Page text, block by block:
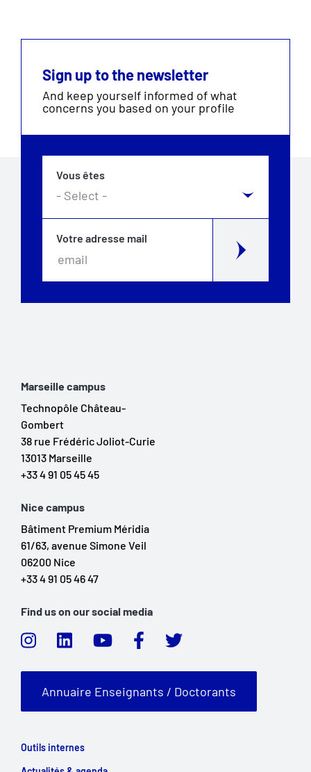
Sign up to the newsletter
And keep yourself informed of what
concerns you based on your profile
Vous êtes
Votre adresse mail
Marseille campus
Technopôle Château-
Gombert
38 rue Frédéric Joliot-Curie
13013 Marseille
+33 4 91 05 45 45
Nice campus
Bâtiment Premium Méridia
61/63, avenue Simone Veil
06200 Nice
+33 4 91 05 46 47
Find us on our social media
Annuaire Enseignants / Doctorants
Outils internes